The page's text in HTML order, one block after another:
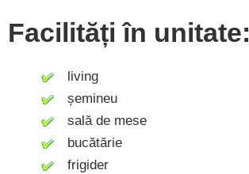
Facilități în unitate:
living
șemineu
sală de mese
bucătărie
frigider